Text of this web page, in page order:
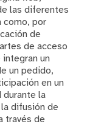
las diferentes
como, por
de
de acceso
un
un pedido,
en un
la
difusión de
través de